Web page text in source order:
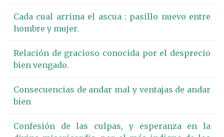
Cada cual arrima el ascua : pasillo nuevo entre
hombre y mujer.
Relación de gracioso conocida por el desprecio
bien vengado.
Consecuencias de andar mal y ventajas de andar
bien
Confesión de las culpas, y esperanza en la